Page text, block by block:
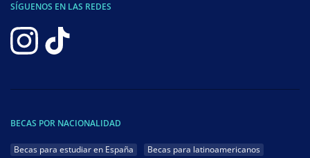
SÍGUENOS EN LAS REDES
BECAS POR NACIONALIDAD
Becas para estudiar en España Becas para latinoamericanos